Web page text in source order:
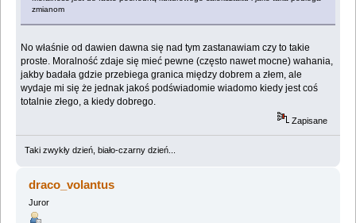
zmianom
No właśnie od dawien dawna się nad tym zastanawiam czy to takie
proste. Moralność zdaje się mieć pewne (często nawet mocne) wahania,
jakby badała gdzie przebiega granica między dobrem a złem, ale
wydaje mi się że jednak jakoś podświadomie wiadomo kiedy jest coś
totalnie złego, a kiedy dobrego.
Zapisane
Taki zwykły dzień, biało-czarny dzień...
draco_volantus
Juror